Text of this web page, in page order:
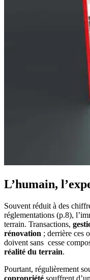
L’humain,
Souvent réduit à des
réglementations (p.8),
terrain. Transactions,
rénovation ; derrière ces
doivent sans cesse
réalité du terrain.
Pourtant, régulièrement
copropriété souffrent